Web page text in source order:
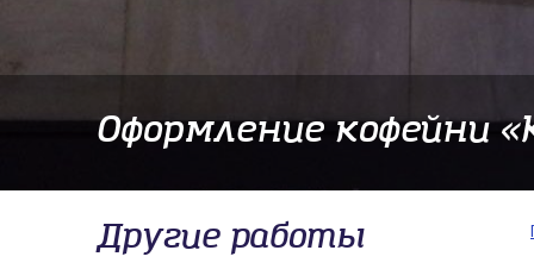
​Оформление кофейни
Другие работы